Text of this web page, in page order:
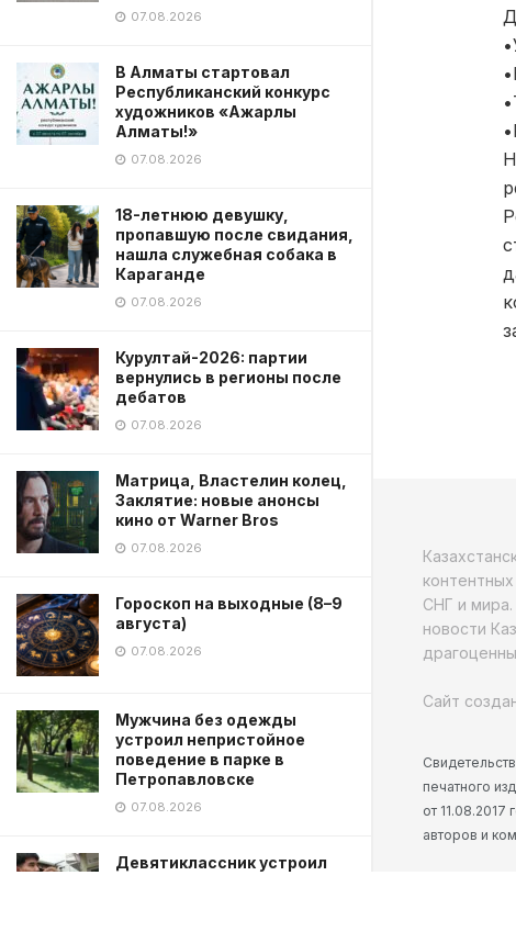
07.08.2026
В Алматы стартовал
Республиканский конкурс
художников «Ажарлы
Алматы!»
07.08.2026
18-летнюю девушку,
пропавшую после свидания,
нашла служебная собака в
Караганде
07.08.2026
Курултай-2026: партии
вернулись в регионы после
дебатов
07.08.2026
Матрица, Властелин колец,
Заклятие: новые анонсы
кино от Warner Bros
07.08.2026
Гороскоп на выходные (8–9
августа)
07.08.2026
Мужчина без одежды
устроил непристойное
поведение в парке в
Петропавловске
07.08.2026
Девятиклассник устроил
СНГ и
новости
Сайт
печатного
от
авторов и